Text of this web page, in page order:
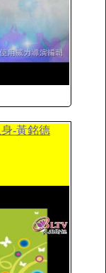
-黃銘德